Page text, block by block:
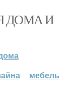
ДОМА И
мебель